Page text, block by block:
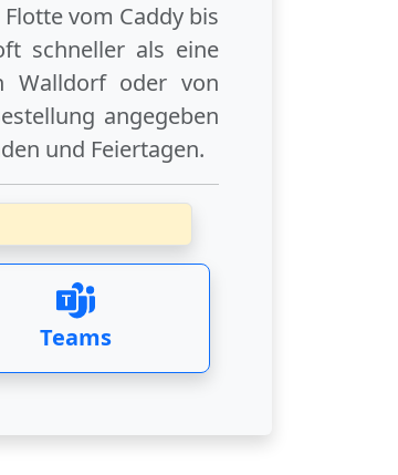
vom Caddy bis
schneller als eine
Walldorfodervon
angegeben
und Feiertagen.
Teams